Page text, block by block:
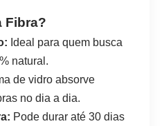
Fibra?
Ideal para quem busca
natural.
de vidro absorve
no dia a dia.
Pode durar até 30 dias